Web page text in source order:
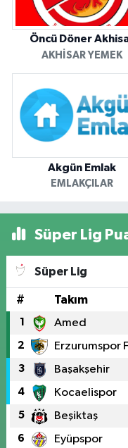
Öncü Döner
AKHISAR YEMEK
Akgün Emlak
EMLAKÇILAR
Süper Lig
Süper Lig
# Takım
1 Amed
2 Erzurumspor
3 Başakşehir
4 Kocaelispor
5 Beşiktaş
6 Eyüpspor